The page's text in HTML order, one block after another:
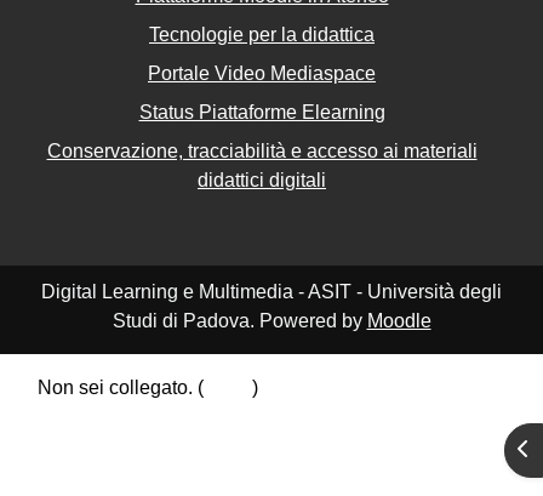
Tecnologie per la didattica
Portale Video Mediaspace
Status Piattaforme Elearning
Conservazione, tracciabilità e accesso ai materiali
didattici digitali
Digital Learning e Multimedia - ASIT - Università degli
Studi di Padova. Powered by Moodle
Non sei collegato. (
)